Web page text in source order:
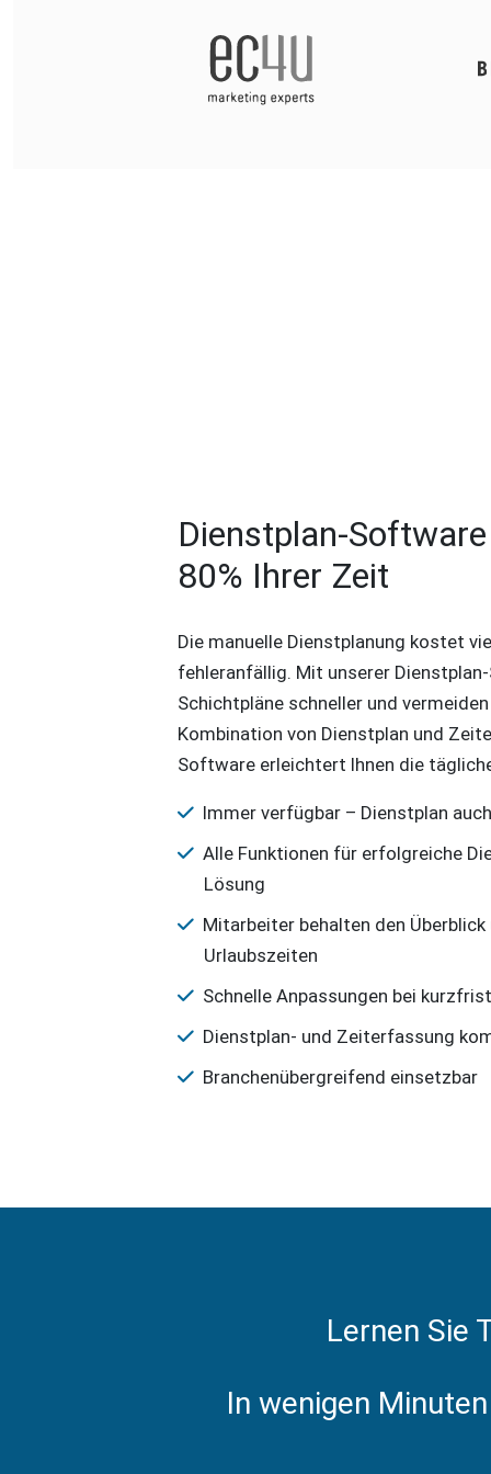
Dienstplan-
80% Ihrer Zeit
Die manuelle Dienstplanung kostet
fehleranfällig. Mit unserer
Schichtpläne schneller und
Kombination von Dienstplan und
Software erleichtert Ihnen die
Immer verfügbar – Dienstplan
Alle Funktionen für erfolgreiche
Lösung
Mitarbeiter behalten den Überblick
Urlaubszeiten
Schnelle Anpassungen bei
Dienstplan- und Zeiterfassung
Branchenübergreifend einsetzbar
Lernen Sie
In wenigen